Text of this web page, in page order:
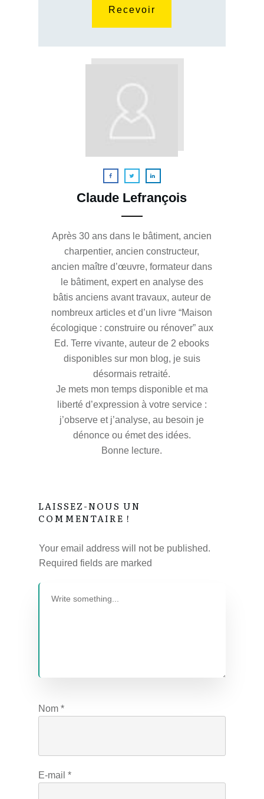
Recevoir
Claude Lefrançois
Après 30 ans dans le bâtiment, ancien
charpentier, ancien constructeur,
ancien maître d’œuvre, formateur dans
le bâtiment, expert en analyse des
bâtis anciens avant travaux, auteur de
nombreux articles et d’un livre “Maison
écologique : construire ou rénover” aux
Ed. Terre vivante, auteur de 2 ebooks
disponibles sur mon blog, je suis
désormais retraité.
Je mets mon temps disponible et ma
liberté d’expression à votre service :
j’observe et j’analyse, au besoin je
dénonce ou émet des idées.
Bonne lecture.
LAISSEZ-NOUS UN
COMMENTAIRE !
Your email address will not be published.
Required fields are marked
Nom *
E-mail *